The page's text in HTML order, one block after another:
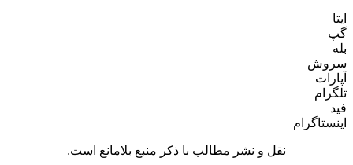
ایتا
گپ
بله
سروش
آپارات
تلگرام
فید
اینستاگرام
نقل و نشر مطالب با ذکر منبع بلامانع است.